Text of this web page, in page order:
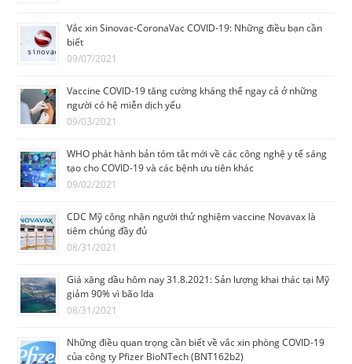
Vắc xin Sinovac-CoronaVac COVID-19: Những điều bạn cần
biết
09/07/2021
Vaccine COVID-19 tăng cường kháng thể ngay cả ở những
người có hệ miễn dịch yếu
09/03/2021
WHO phát hành bản tóm tắt mới về các công nghệ y tế sáng
tạo cho COVID-19 và các bệnh ưu tiên khác
09/02/2021
CDC Mỹ công nhận người thử nghiệm vaccine Novavax là
tiêm chủng đầy đủ
08/31/2021
Giá xăng dầu hôm nay 31.8.2021: Sản lượng khai thác tại Mỹ
giảm 90% vì bão Ida
08/31/2021
Những điều quan trọng cần biết về vắc xin phòng COVID-19
của công ty Pfizer BioNTech (BNT162b2)